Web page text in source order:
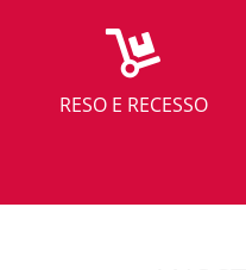
RESO E RECESSO